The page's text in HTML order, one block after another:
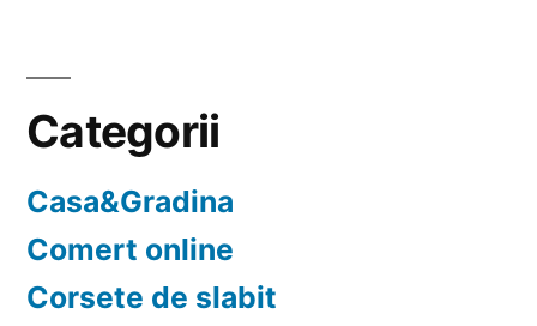
Categorii
Casa&Gradina
Comert online
Corsete de slabit